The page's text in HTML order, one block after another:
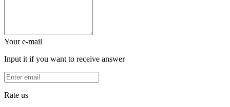
Your e-mail
Input it if you want to receive answer
Rate us